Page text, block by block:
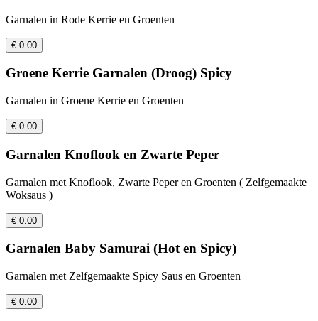
Garnalen in Rode Kerrie en Groenten
€ 0.00
Groene Kerrie Garnalen (Droog) Spicy
Garnalen in Groene Kerrie en Groenten
€ 0.00
Garnalen Knoflook en Zwarte Peper
Garnalen met Knoflook, Zwarte Peper en Groenten ( Zelfgemaakte
Woksaus )
€ 0.00
Garnalen Baby Samurai (Hot en Spicy)
Garnalen met Zelfgemaakte Spicy Saus en Groenten
€ 0.00